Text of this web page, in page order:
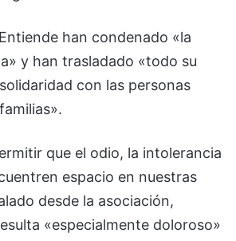
han condenado «la
y han trasladado «todo su
con las personas
que el odio, la intolerancia
espacio en nuestras
desde la asociación,
«especialmente doloroso»